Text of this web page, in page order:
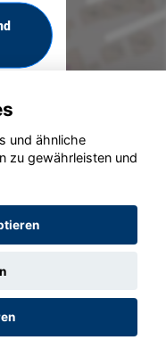
2020 - 2026
und ähnliche
zu gewährleisten und